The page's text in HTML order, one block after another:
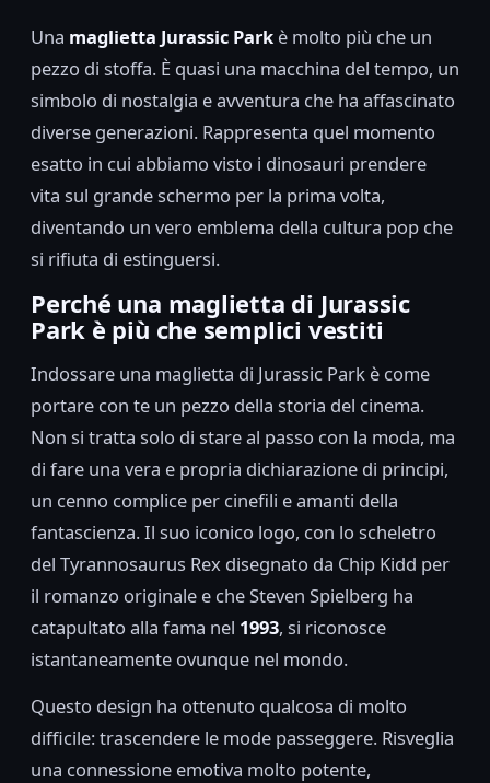
Una maglietta Jurassic Park è molto più che un
pezzo di stoffa. È quasi una macchina del tempo, un
simbolo di nostalgia e avventura che ha affascinato
diverse generazioni. Rappresenta quel momento
esatto in cui abbiamo visto i dinosauri prendere
vita sul grande schermo per la prima volta,
diventando un vero emblema della cultura pop che
si rifiuta di estinguersi.
Perché una maglietta di Jurassic
Park è più che semplici vestiti
Indossare una maglietta di Jurassic Park è come
portare con te un pezzo della storia del cinema.
Non si tratta solo di stare al passo con la moda, ma
di fare una vera e propria dichiarazione di principi,
un cenno complice per cinefili e amanti della
fantascienza. Il suo iconico logo, con lo scheletro
del Tyrannosaurus Rex disegnato da Chip Kidd per
il romanzo originale e che Steven Spielberg ha
catapultato alla fama nel 1993, si riconosce
istantaneamente ovunque nel mondo.
Questo design ha ottenuto qualcosa di molto
difficile: trascendere le mode passeggere. Risveglia
una connessione emotiva molto potente,